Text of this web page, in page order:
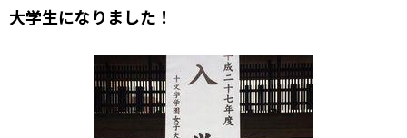
大学生になりました！